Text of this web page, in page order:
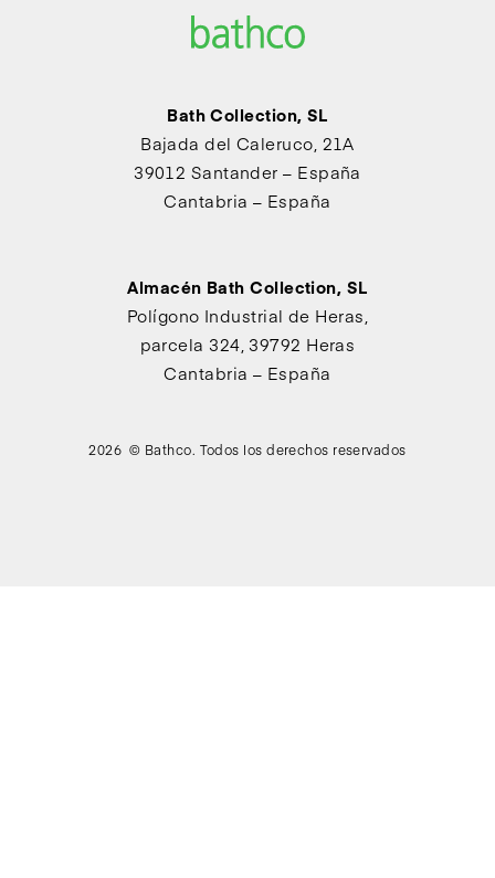
Bath Collection, SL
Bajada del Caleruco, 21A
39012 Santander – España
Cantabria – España
Almacén Bath Collection, SL
Polígono Industrial de Heras,
parcela 324, 39792 Heras
Cantabria – España
2026 © Bathco. Todos los derechos reservados